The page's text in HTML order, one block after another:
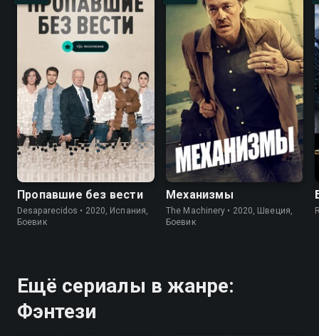
Пропавшие без вести
Desaparecidos • 2020, Испания,
Боевик
Механизмы
The Machinery • 2020, Швеция,
Боевик
Ещё сериалы в жанре:
Фэнтези